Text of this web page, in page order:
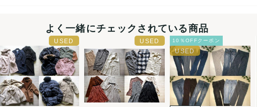
よく一緒にチェックされている商品
10％OFFクーポン